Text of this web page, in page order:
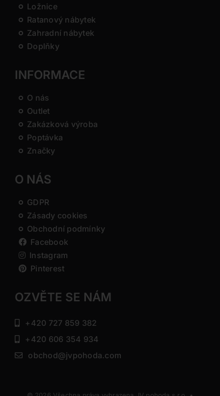
Ložnice
Ratanový nábytek
Zahradní nábytek
Doplňky
INFORMACE
O nás
Outlet
Zakázková výroba
Poptávka
Značky
O NÁS
GDPR
Zásady cookies
Obchodní podmínky
Facebook
Instagram
Pinterest
OZVĚTE SE NÁM
+420 727 859 382
+420 606 354 934
obchod@jvpohoda.com